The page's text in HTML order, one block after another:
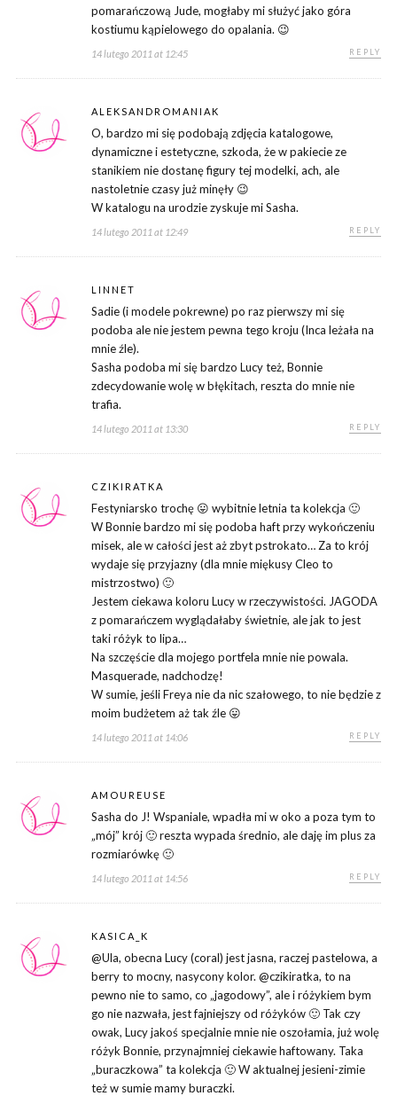
pomarańczową Jude, mogłaby mi służyć jako góra
kostiumu kąpielowego do opalania. 😉
14 lutego 2011 at 12:45 REPLY
ALEKSANDROMANIAK
O, bardzo mi się podobają zdjęcia katalogowe,
dynamiczne i estetyczne, szkoda, że w pakiecie ze
stanikiem nie dostanę figury tej modelki, ach, ale
nastoletnie czasy już minęły 😉
W katalogu na urodzie zyskuje mi Sasha.
14 lutego 2011 at 12:49 REPLY
LINNET
Sadie (i modele pokrewne) po raz pierwszy mi się
podoba ale nie jestem pewna tego kroju (Inca leżała na
mnie źle).
Sasha podoba mi się bardzo Lucy też, Bonnie
zdecydowanie wolę w błękitach, reszta do mnie nie
trafia.
14 lutego 2011 at 13:30 REPLY
CZIKIRATKA
Festyniarsko trochę 😛 wybitnie letnia ta kolekcja 🙂
W Bonnie bardzo mi się podoba haft przy wykończeniu
misek, ale w całości jest aż zbyt pstrokato… Za to krój
wydaje się przyjazny (dla mnie miękusy Cleo to
mistrzostwo) 🙂
Jestem ciekawa koloru Lucy w rzeczywistości. JAGODA
z pomarańczem wyglądałaby świetnie, ale jak to jest
taki różyk to lipa…
Na szczęście dla mojego portfela mnie nie powala.
Masquerade, nadchodzę!
W sumie, jeśli Freya nie da nic szałowego, to nie będzie z
moim budżetem aż tak źle 😛
14 lutego 2011 at 14:06 REPLY
AMOUREUSE
Sasha do J! Wspaniale, wpadła mi w oko a poza tym to
„mój” krój 🙂 reszta wypada średnio, ale daję im plus za
rozmiarówkę 🙂
14 lutego 2011 at 14:56 REPLY
KASICA_K
@Ula, obecna Lucy (coral) jest jasna, raczej pastelowa, a
berry to mocny, nasycony kolor. @czikiratka, to na
pewno nie to samo, co „jagodowy”, ale i różykiem bym
go nie nazwała, jest fajniejszy od różyków 🙂 Tak czy
owak, Lucy jakoś specjalnie mnie nie oszołamia, już wolę
różyk Bonnie, przynajmniej ciekawie haftowany. Taka
„buraczkowa” ta kolekcja 🙂 W aktualnej jesieni-zimie
też w sumie mamy buraczki.